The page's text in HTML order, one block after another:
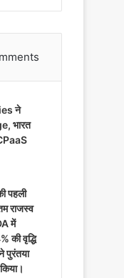
ने
भारत
पहली
राजस्व
में
की वृद्धि
पुरंतया